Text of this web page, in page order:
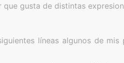
gusta de distintas
líneas algunos de mis